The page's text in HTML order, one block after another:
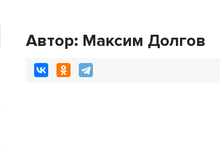
Автор: Максим Долгов